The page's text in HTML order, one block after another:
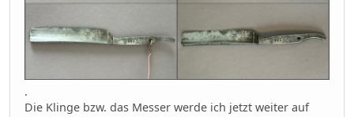
.
Die Klinge bzw. das Messer werde ich jetzt weiter auf